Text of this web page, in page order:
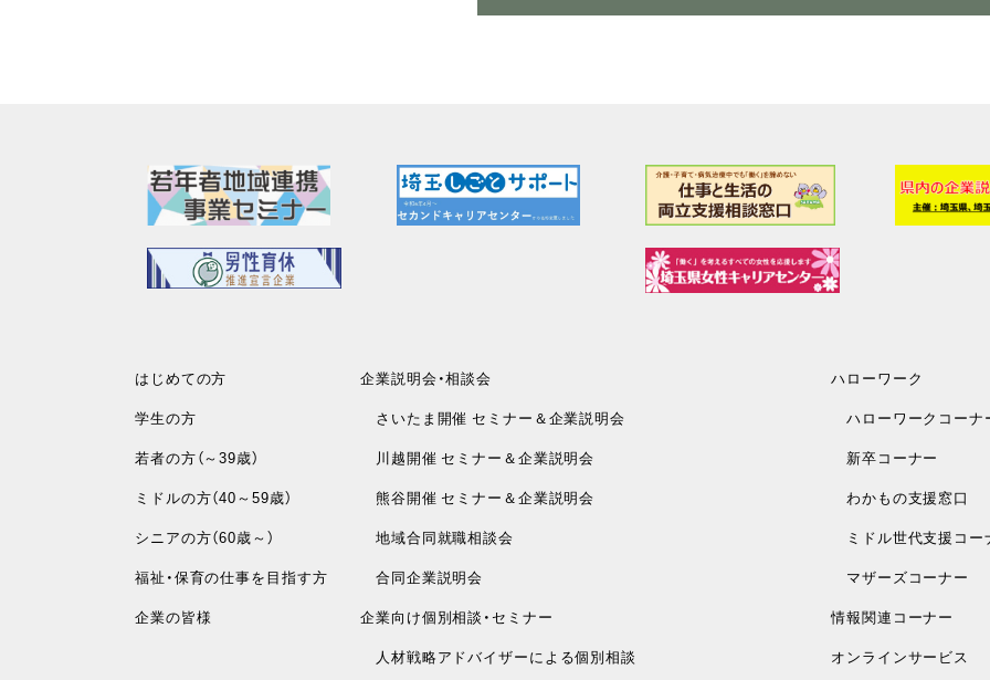
はじめての方
学生の方
若者の方（～39歳）
ミドルの方（40～59歳）
シニアの方（60歳～）
福祉・保育の仕事を目指す方
企業の皆様
企業説明会・相談会
さいたま開催 セミナー＆企業説明会
川越開催 セミナー＆企業説明会
熊谷開催 セミナー＆企業説明会
地域合同就職相談会
合同企業説明会
企業向け個別相談・セミナー
人材戦略アドバイザーによる個別相談
ハローワーク
ハローワークコーナ
新卒コーナー
わかもの支援窓口
ミドル世代支援コー
マザーズコーナー
情報関連コーナー
オンラインサービス